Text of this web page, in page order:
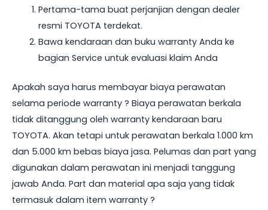
Pertama-tama buat perjanjian dengan dealer
resmi TOYOTA terdekat.
Bawa kendaraan dan buku warranty Anda ke
bagian Service untuk evaluasi klaim Anda
Apakah saya harus membayar biaya perawatan
selama periode warranty ? Biaya perawatan berkala
tidak ditanggung oleh warranty kendaraan baru
TOYOTA. Akan tetapi untuk perawatan berkala 1.000 km
dan 5.000 km bebas biaya jasa. Pelumas dan part yang
digunakan dalam perawatan ini menjadi tanggung
jawab Anda. Part dan material apa saja yang tidak
termasuk dalam item warranty ?